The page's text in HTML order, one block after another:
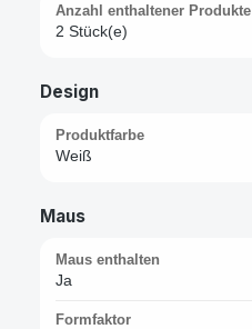
Anzahl enthaltener Produkte
2 Stück(e)
Design
Produktfarbe
Weiß
Maus
Maus enthalten
Ja
Formfaktor